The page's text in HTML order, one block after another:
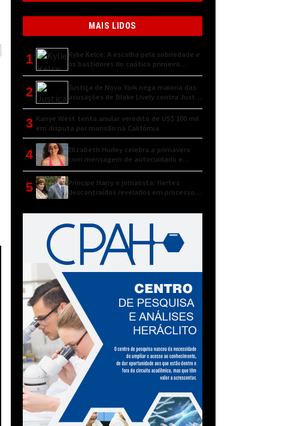
MAIS LIDOS
1
Kylie Kelce: A escolha pela sobriedade e
os bastidores do caótico primeiro
encontro
2
Justiça de Nova York nega maioria das
acusações de Blake Lively contra Justin
Baldoni
3 Kanye West tenta anular veredito de US$ 100 mil
em disputa por mansão na Califórnia
4
Elizabeth Hurley celebra a primavera
com mensagem de autocuidado e
conexão natural
5
Príncipe Harry e jornalista: flertes
descontraídos revelados em processo